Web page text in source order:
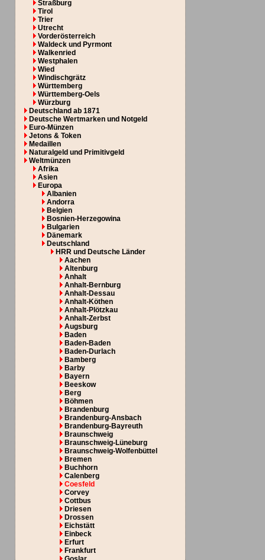
Straßburg
Tirol
Trier
Utrecht
Vorderösterreich
Waldeck und Pyrmont
Walkenried
Westphalen
Wied
Windischgrätz
Württemberg
Württemberg-Oels
Würzburg
Deutschland ab 1871
Deutsche Wertmarken und Notgeld
Euro-Münzen
Jetons & Token
Medaillen
Naturalgeld und Primitivgeld
Weltmünzen
Afrika
Asien
Europa
Albanien
Andorra
Belgien
Bosnien-Herzegowina
Bulgarien
Dänemark
Deutschland
HRR und Deutsche Länder
Aachen
Altenburg
Anhalt
Anhalt-Bernburg
Anhalt-Dessau
Anhalt-Köthen
Anhalt-Plötzkau
Anhalt-Zerbst
Augsburg
Baden
Baden-Baden
Baden-Durlach
Bamberg
Barby
Bayern
Beeskow
Berg
Böhmen
Brandenburg
Brandenburg-Ansbach
Brandenburg-Bayreuth
Braunschweig
Braunschweig-Lüneburg
Braunschweig-Wolfenbüttel
Bremen
Buchhorn
Calenberg
Coesfeld
Corvey
Cottbus
Driesen
Drossen
Eichstätt
Einbeck
Erfurt
Frankfurt